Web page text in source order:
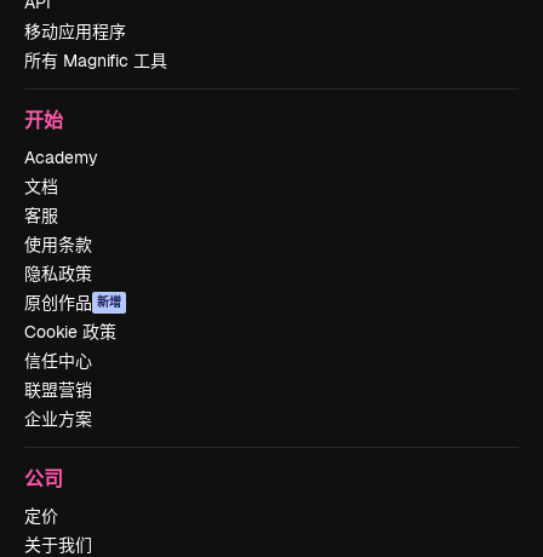
移动应用程序
所有 Magnific 工具
开始
Academy
文档
客服
使用条款
隐私政策
原创作品 新增
Cookie 政策
信任中心
联盟营销
企业方案
公司
定价
关于我们